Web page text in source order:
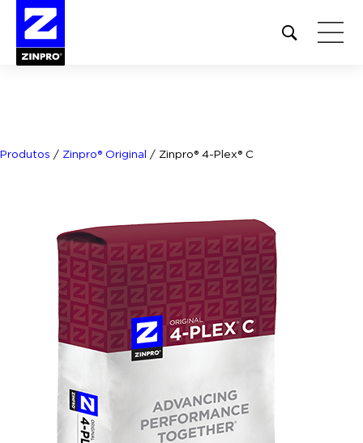
Open
site
Produtos / Zinpro® Original / Zinpro® 4-Plex® C